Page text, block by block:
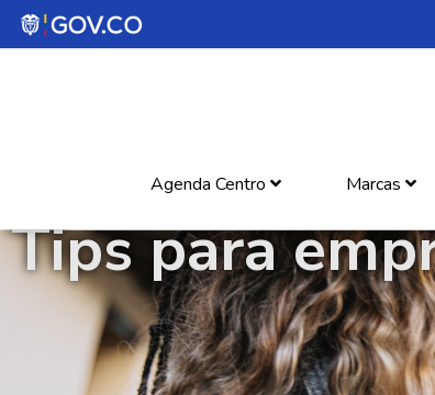
Agenda Centro Marcas
Tips para